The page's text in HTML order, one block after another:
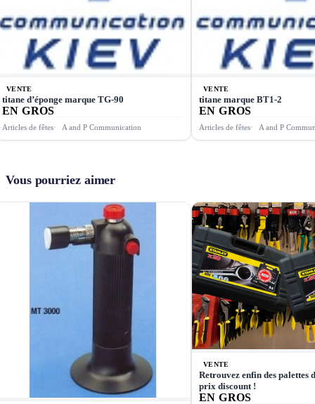
VENTE
titane d’éponge marque ТG-90
EN GROS
Articles de fêtes A and P Communication
VENTE
titane marque ВТ1-2
EN GROS
Articles de fêtes A and P
Vous pourriez aimer
VENTE
Retrouvez enfin des palettes
prix discount !
EN GROS